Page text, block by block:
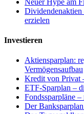
erzielen
Investieren
Aktiensparplan:
Vermögensaufbau
Kredit von Privat
ETF-Sparplan –
Fondssparpläne
Der